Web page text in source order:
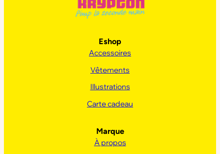
Eshop
Accessoires
Vêtements
Illustrations
Carte cadeau
Marque
À propos